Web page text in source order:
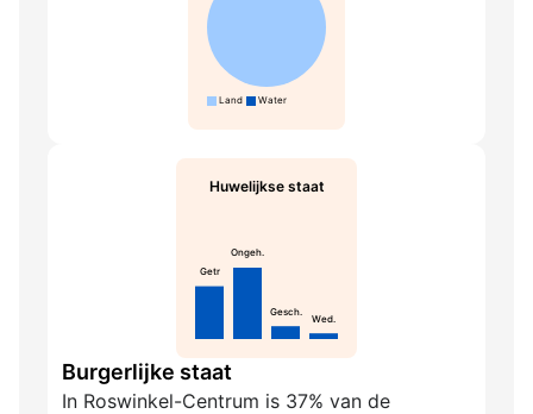
Land Water
Huwelijkse staat
Getr
Ongeh.
Gesch.
Wed.
Burgerlijke staat
In Roswinkel-Centrum is 37% van de